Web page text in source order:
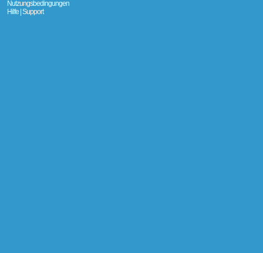
Nutzungsbedingungen
Hilfe | Support